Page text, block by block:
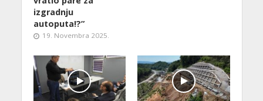
izgradnju
autoputa!?”
19. Novembra 2025.